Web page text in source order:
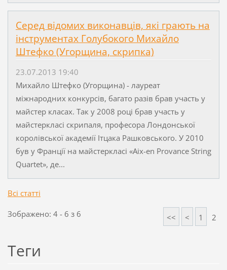
Серед відомих виконавців, які грають на
інструментах Голубокого Михайло
Штефко (Угорщина, скрипка)
23.07.2013 19:40
Михайло Штефко (Угорщина) - лауреат
міжнародних конкурсів, багато разів брав участь у
майстер класах. Так у 2008 році брав участь у
майстеркласі скрипаля, професора Лондонської
королівської академії Ітцака Рашковського. У 2010
був у Франції на майстеркласі «Aix-en Provance String
Quartet», де...
Всі статті
Зображено: 4 - 6 з 6 << < 1 2
Теги